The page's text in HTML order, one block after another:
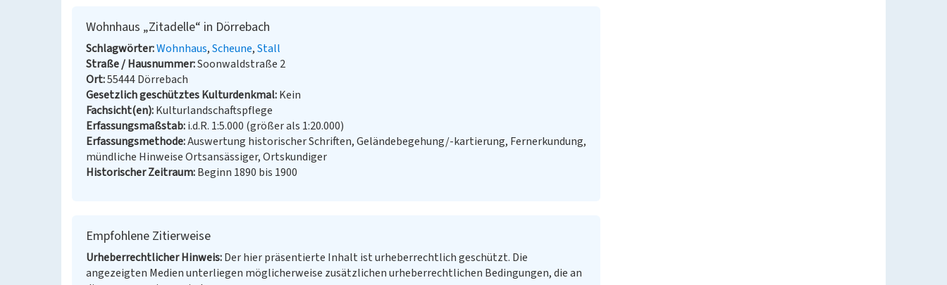
Wohnhaus „Zitadelle“ in Dörrebach
Schlagwörter Wohnhaus Scheune Stall
Straße / Hausnummer Soonwaldstraße 2
Ort 55444 Dörrebach
Gesetzlich geschütztes Kulturdenkmal Kein
Fachsicht(en) Kulturlandschaftspflege
Erfassungsmaßstab i.d.R. 1:5.000 (größer als 1:20.000)
Erfassungsmethode Auswertung historischer Schriften, Geländebegehung/-kartierung, Fernerkundung,
mündliche Hinweise Ortsansässiger, Ortskundiger
Historischer Zeitraum Beginn 1890 bis 1900
Empfohlene Zitierweise
Urheberrechtlicher Hinweis Der hier präsentierte Inhalt ist urheberrechtlich geschützt. Die
angezeigten Medien unterliegen möglicherweise zusätzlichen urheberrechtlichen Bedingungen, die an